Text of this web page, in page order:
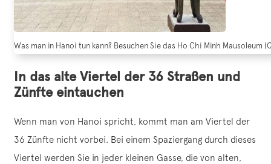
Was man in Hanoi tun kann? Besuchen Sie das Ho Chi Minh Mausoleum
In das alte Viertel der 36 Straßen und
Zünfte eintauchen
Wenn man von Hanoi spricht, kommt man am Viertel der
36 Zünfte nicht vorbei. Bei einem Spaziergang durch dieses
Viertel werden Sie in jeder kleinen Gasse, die von alten,